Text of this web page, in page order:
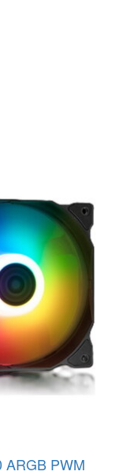
ARGB PWM